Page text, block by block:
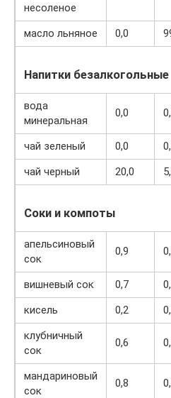
несоленое
масло льняное 0,0
Напитки безалкогольные
вода
минеральная
0,0
чай зеленый 0,0
чай черный
20,0
Соки и компоты
апельсиновый
сок
0,9
вишневый сок 0,7
кисель
0,2
клубничный
сок
0,6
мандариновый
сок
0,8